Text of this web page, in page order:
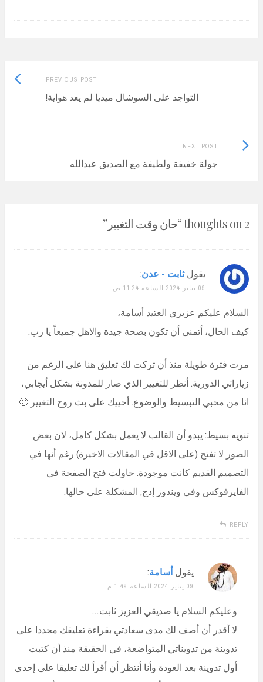
navigation
PREVIOUS POST
Previous
post:التواجد على السوشال ميديا لم يعد هواية!
NEXT POST
جولة خفيفة ولطيفة مع الصديق عبدالله
Next
Post:
2 thoughts on “ حان وقت التغيير ”
يقول ثابت - عدن:
09 يناير 2024 الساعة 11:24 ص
السلام عليكم عزيزي العتيد أسامة،
كيف الحال، أتمنى أن تكون بصحة جيدة والاهل جميعاً يا رب.
مرت فترة طويلة منذ أن تركت لك تعليق هنا على الرغم من
زياراتي الدورية. أنظر للتغيير الذي صار للمدونة بشكل أيجابي،
انا من محبي التبسيط والوضوع. أحييك على بث روح التغيير 🙂
تنويه بسيط: يبدو أن القالب لا يعمل بشكل كامل، لان بعض
الصور لا تفتح (على الاقل في المقالات الاخيرة) رغم أنها في
التصميم القديم كانت موجودة. حاولت فتح الصفحة في
الفايرفوكس وفي ويندوز إدج, المشكلة على حالها.
REPLY
يقول أسامة:
09 يناير 2024 الساعة 1:49 م
وعليكم السلام يا صديقي العزيز ثابت…
لا أقدر أن أصف لك مدى سعادتي بقراءة تعليقك مجددا على
تدوينة من تدويناتي المتواضعة، في الحقيقة منذ أن كتبت
أول تدوينة بعد العودة وأنا أنتظر أن أقرأ لك تعليقا على إحدى